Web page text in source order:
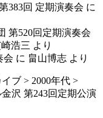
383回 定期演奏会 に
第520回定期演奏会
浩三 より
会 に 畠山博志 より
ブ > 2000年代 >
沢 第243回定期公演